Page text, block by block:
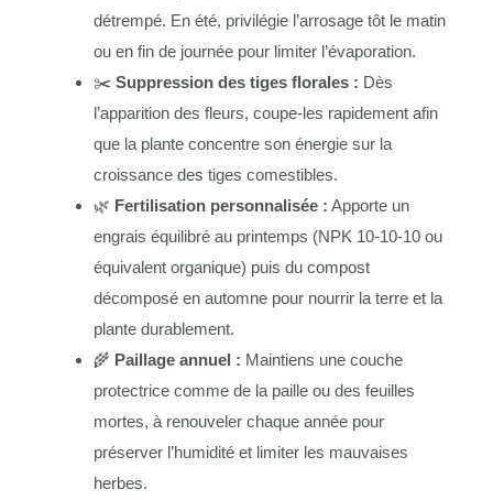
détrempé. En été, privilégie l’arrosage tôt le matin
ou en fin de journée pour limiter l’évaporation.
✂️ Suppression des tiges florales : Dès
l’apparition des fleurs, coupe-les rapidement afin
que la plante concentre son énergie sur la
croissance des tiges comestibles.
🌿 Fertilisation personnalisée : Apporte un
engrais équilibré au printemps (NPK 10-10-10 ou
équivalent organique) puis du compost
décomposé en automne pour nourrir la terre et la
plante durablement.
🌾 Paillage annuel : Maintiens une couche
protectrice comme de la paille ou des feuilles
mortes, à renouveler chaque année pour
préserver l’humidité et limiter les mauvaises
herbes.